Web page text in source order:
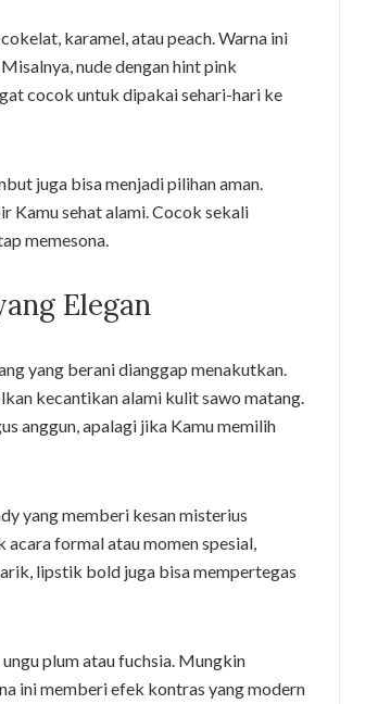
karamel, atau peach. Warna ini
nude dengan hint pink
cocok untuk dipakai sehari-hari ke
juga bisa menjadi pilihan aman.
Kamu sehat alami. Cocok sekali
memesona.
Elegan
yang berani dianggap menakutkan.
kecantikan alami kulit sawo matang.
anggun, apalagi jika Kamu memilih
yang memberi kesan misterius
acara formal atau momen spesial,
lipstik bold juga bisa mempertegas
plum atau fuchsia. Mungkin
ini memberi efek kontras yang modern